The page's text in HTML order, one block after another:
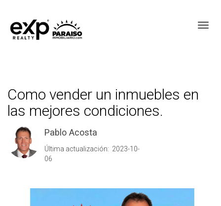
Como vender un inmuebles en
las mejores condiciones.
Pablo Acosta
Última actualización: 2023-10-
06